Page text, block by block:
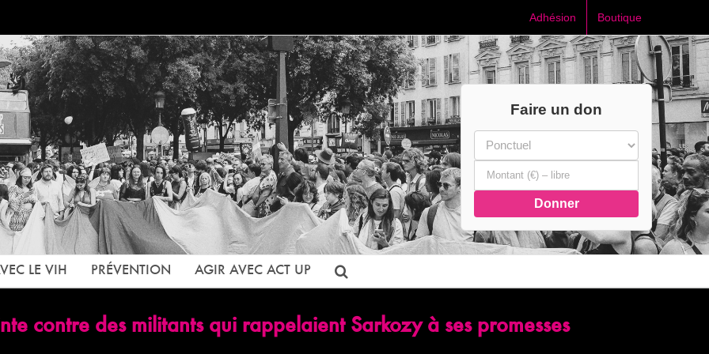
Adhésion Boutique
Faire un don
Donner
LE VIH PRÉVENTION AGIR AVEC ACT UP
contre des militants qui rappelaient Sarkozy à ses promesses